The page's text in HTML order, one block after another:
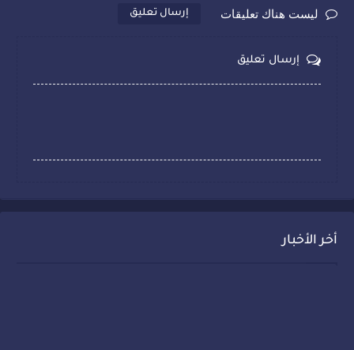
ليست هناك تعليقات إرسال تعليق
إرسال تعليق
أخر الأخبار